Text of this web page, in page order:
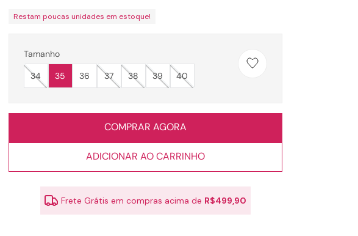
Restam poucas unidades em estoque!
Tamanho
34
35 36 37 38 39 40
COMPRAR AGORA
ADICIONAR AO CARRINHO
Frete Grátis em compras acima de R$499,90